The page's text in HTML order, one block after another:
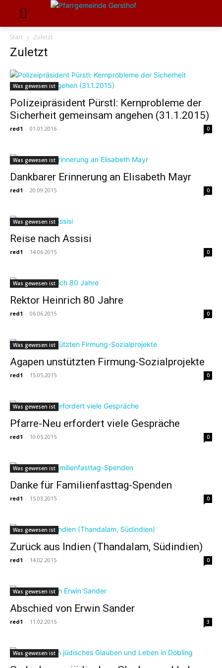
Start Zuletzt
Zuletzt
Was gewesen ist
Polizeipräsident Pürstl: Kernprobleme der
Sicherheit gemeinsam angehen (31.1.2015)
red1 - 01.01.2016 0
Was gewesen ist
Dankbarer Erinnerung an Elisabeth Mayr
red1 - 20.09.2015 0
Was gewesen ist
Reise nach Assisi
red1 - 14.06.2015 0
Was gewesen ist
Rektor Heinrich 80 Jahre
red1 - 06.06.2015 0
Was gewesen ist
Agapen unstützten Firmung-Sozialprojekte
red1 - 15.05.2015 0
Was gewesen ist
Pfarre-Neu erfordert viele Gespräche
red1 - 10.05.2015 0
Was gewesen ist
Danke für Familienfasttag-Spenden
red1 - 15.03.2015 0
Was gewesen ist
Zurück aus Indien (Thandalam, Südindien)
red1 - 14.02.2015 0
Was gewesen ist
Abschied von Erwin Sander
red1 - 11.02.2015 3
Was gewesen ist